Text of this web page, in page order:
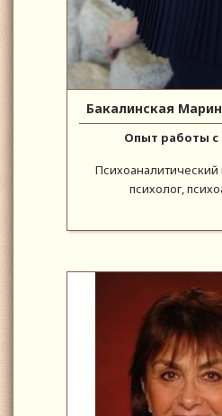
Бакалинская
Опыт работы с
Психоаналитический
психолог,